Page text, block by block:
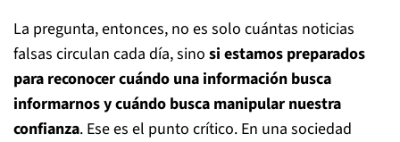
La pregunta, entonces, no es solo cuántas noticias
falsas circulan cada día, sino si estamos preparados
para reconocer cuándo una información busca
informarnos y cuándo busca manipular nuestra
confianza. Ese es el punto crítico. En una sociedad